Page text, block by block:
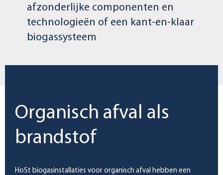
afzonderlijke componenten en
technologieën of een kant-en-klaar
biogassysteem
Organisch afval als
brandstof
HoSt biogasinstallaties voor organisch afval hebben een